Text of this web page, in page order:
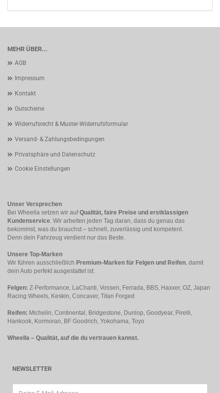
MEHR ÜBER...
AGB
Impressum
Kontakt
Gutscheine
Widerrufsrecht & Muster-Widerrufsformular
Versand- & Zahlungsbedingungen
Privatsphäre und Datenschutz
Cookie Einstellungen
Unser Versprechen
Bei Wheella setzen wir aufQualität, faire Preise und erstklassigen
Kundenservice. Wir arbeiten jeden Tag daran, dass du genau das
bekommst, was du brauchst – schnell, zuverlässig und kompetent.
Denn dein Fahrzeug verdient nur das Beste.
Unsere Top-Marken
Wir führen ausschließlich Premium-Marken für Felgen und Reifen, damit
dein Auto perfekt ausgestattet ist:
Felgen: Z-Performance, LaChanti, Vossen, Ferrada, BBS, Haxxer, OZ, Japan
Racing Wheels, Keskin, Concaver, Titan Forged
Reifen: Michelin, Continental, Bridgestone, Dunlop, Goodyear, Pirelli,
Hankook, Kormoran, BF Goodrich, Yokohama, Toyo
Wheella – Qualität, auf die du vertrauen kannst.
NEWSLETTER